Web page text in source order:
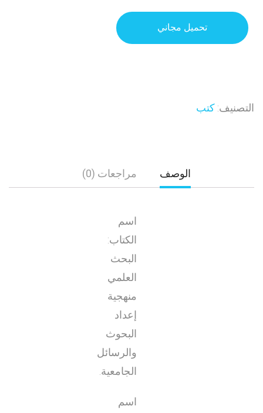
تحميل مجاني
التصنيف: كتب
الوصف مراجعات (0)
اسم
الكتاب:
البحث
العلمي
منهجية
إعداد
البحوث
والرسائل
الجامعية.
اسم